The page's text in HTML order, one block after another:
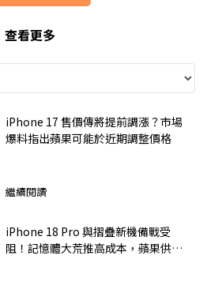
查看更多
iPhone 17 售價傳將提前調漲？市場
爆料指出蘋果可能於近期調整價格
繼續閱讀
iPhone 18 Pro 與摺疊新機備戰受
阻！記憶體大荒推高成本，蘋果供應